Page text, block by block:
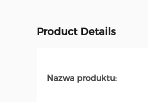
Product Details
Nazwa produktu: